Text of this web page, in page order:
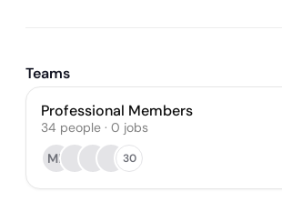
Teams
Professional Members
34 people · 0 jobs
MP
30